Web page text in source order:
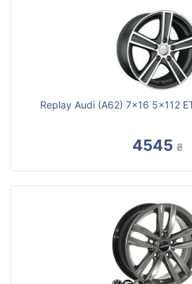
Replay Audi (A62) 7x16 5x112
4545 ₴